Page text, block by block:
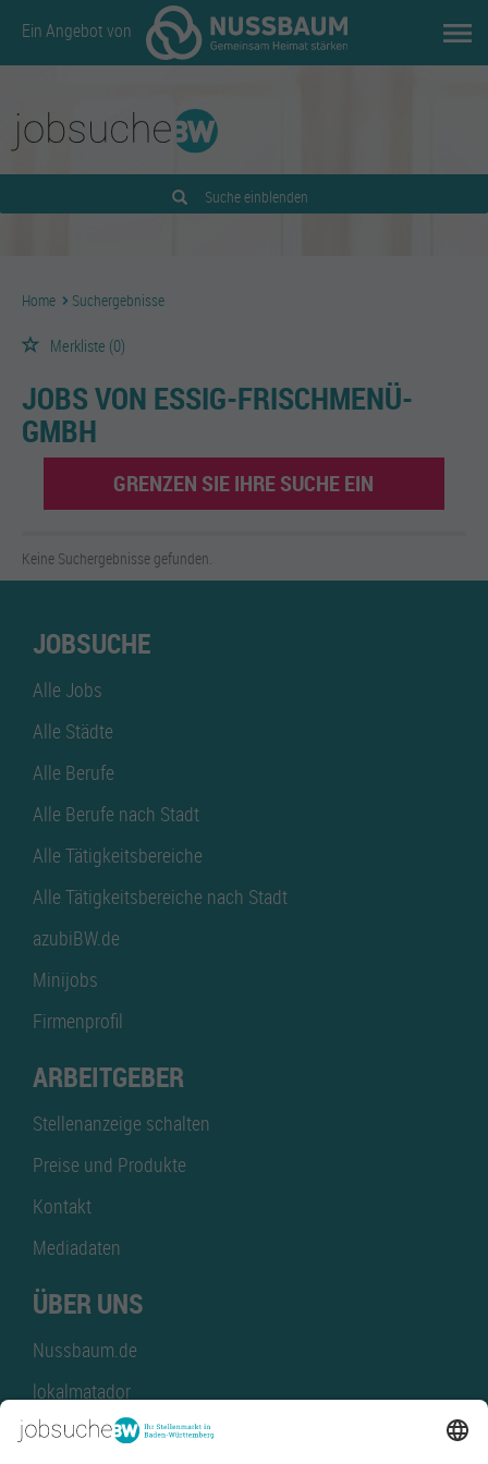
Ein Angebot von
Suche einblenden
Home Suchergebnisse
Merkliste (0)
JOBS VON ESSIG-FRISCHMENÜ-
GMBH
GRENZEN SIE IHRE SUCHE EIN
Keine Suchergebnisse gefunden.
JOBSUCHE
Alle Jobs
Alle Städte
Alle Berufe
Alle Berufe nach Stadt
Alle Tätigkeitsbereiche
Alle Tätigkeitsbereiche nach Stadt
azubiBW.de
Minijobs
Firmenprofil
ARBEITGEBER
Stellenanzeige schalten
Preise und Produkte
Kontakt
Mediadaten
ÜBER UNS
Nussbaum.de
lokalmatador
kaufinBW